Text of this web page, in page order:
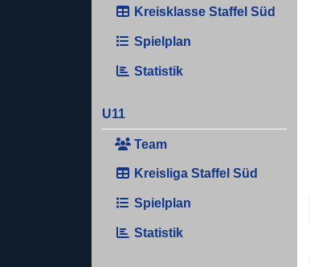
Kreisklasse Staffel Süd
Spielplan
Statistik
U11
Team
Kreisliga Staffel Süd
Spielplan
Statistik